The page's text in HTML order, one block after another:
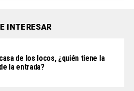
INTERESAR
de los locos, ¿quién tiene la
la entrada?